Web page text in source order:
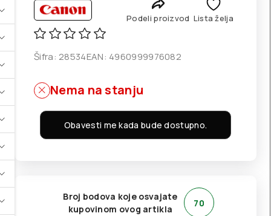
Podeli proizvod Lista želja
Šifra: 28534EAN: 4960999976082
Nema na stanju
Obavesti me kada bude dostupno.
Broj bodova koje osvajate
kupovinom ovog artikla
70